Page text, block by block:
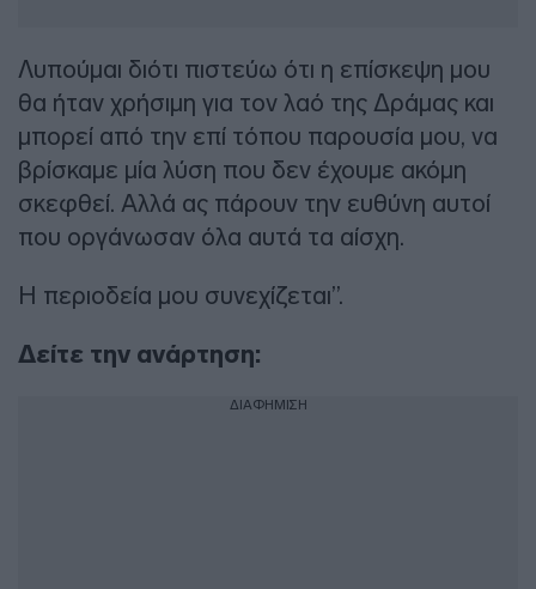
Λυπούμαι διότι πιστεύω ότι η επίσκεψη μου
θα ήταν χρήσιμη για τον λαό της Δράμας και
μπορεί από την επί τόπου παρουσία μου, να
βρίσκαμε μία λύση που δεν έχουμε ακόμη
σκεφθεί. Αλλά ας πάρουν την ευθύνη αυτοί
που οργάνωσαν όλα αυτά τα αίσχη.
Η περιοδεία μου συνεχίζεται”.
Δείτε την ανάρτηση:
ΔΙΑΦΗΜΙΣΗ